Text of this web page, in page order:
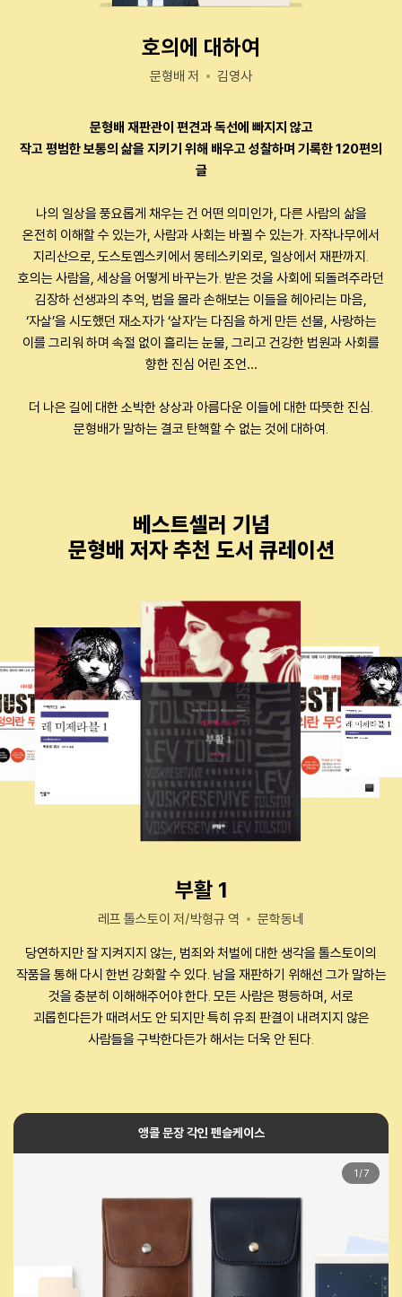
호의에 대하여
문형배 저 김영사
문형배 재판관이 편견과 독선에 빠지지 않고
작고 평범한 보통의 삶을 지키기 위해 배우고 성찰하며 기록한 120편의
글
나의 일상을 풍요롭게 채우는 건 어떤 의미인가, 다른 사람의 삶을
온전히 이해할 수 있는가, 사람과 사회는 바뀔 수 있는가. 자작나무에서
지리산으로, 도스토옙스키에서 몽테스키외로, 일상에서 재판까지.
호의는 사람을, 세상을 어떻게 바꾸는가. 받은 것을 사회에 되돌려주라던
김장하 선생과의 추억, 법을 몰라 손해보는 이들을 헤아리는 마음,
‘자살’을 시도했던 재소자가 ‘살자’는 다짐을 하게 만든 선물, 사랑하는
이를 그리워 하며 속절 없이 흘리는 눈물, 그리고 건강한 법원과 사회를
향한 진심 어린 조언…
더 나은 길에 대한 소박한 상상과 아름다운 이들에 대한 따뜻한 진심.
문형배가 말하는 결코 탄핵할 수 없는 것에 대하여.
베스트셀러 기념
문형배 저자 추천 도서 큐레이션
부활 1
레프 톨스토이 저/박형규 역
문학동네
당연하지만 잘 지켜지지 않는, 범죄와 처벌에 대한 생각을 톨스토이의
작품을 통해 다시 한번 강화할 수 있다. 남을 재판하기 위해선 그가 말하는
것을 충분히 이해해주어야 한다. 모든 사람은 평등하며, 서로
괴롭힌다든가 때려서도 안 되지만 특히 유죄 판결이 내려지지 않은
사람들을 구박한다든가 해서는 더욱 안 된다.
앵콜 문장 각인 펜슬케이스
1 /7